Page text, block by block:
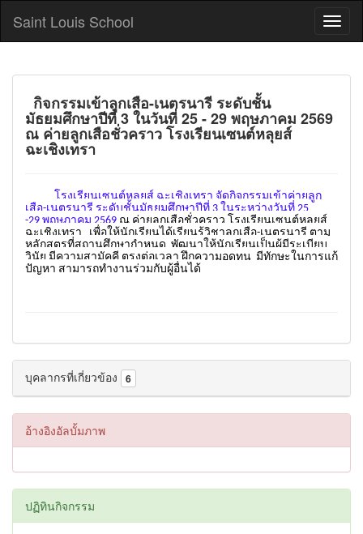
Saint Louis School
กิจกรรมเข้าลูกเสือ-เนตรนารี ระดับชั้น
มัธยมศึกษาปีที่ 3 ในวันที่ 25 - 29 พฤษภาคม 2569
ณ ค่ายลูกเสือชั่วคราว โรงเรียนเซนต์หลุยส์
ฉะเชิงเทรา
โรงเรียนเซนต์หลุยส์ ฉะเชิงเทรา จัดกิจกรรมเข้าค่ายลูก
เสือ-เนตรนารี ระดับชั้นมัธยมศึกษาปีที่ 3 ในระหว่างวันที่ 25
-29 พฤษภาคม 2569 ณ ค่ายลูกเสือชั่วคราว โรงเรียนเซนต์หลุยส์
ฉะเชิงเทรา เพื่อให้นักเรียนได้เรียนรู้วิชาลูกเสือ-เนตรนารี ตาม
หลักสูตรที่สถานศึกษากำหนด พัฒนาให้นักเรียนเป็นผู้มีระเบียบ
วินัย มีความสามัคคี ตรงต่อเวลา ฝึกความอดทน มีทักษะในการแก้
ปัญหา สามารถทำงานร่วมกับผู้อื่นได้
บุคลากรที่เกี่ยวข้อง 6
อ้างอิงอัลบั้มภาพ
ปฏิทินกิจกรรม